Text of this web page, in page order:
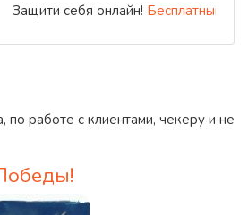
себя онлайн!Бесплатный
по работе с клиентами, чекеру и не